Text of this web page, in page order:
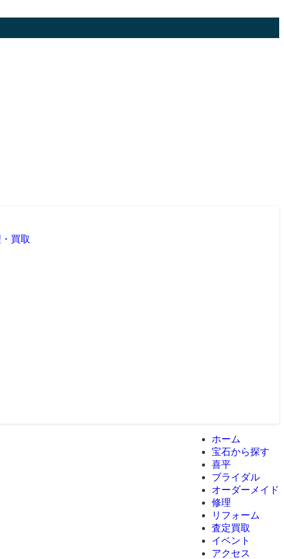
ホーム
宝石から探す
喜平
ブライダル
オーダーメイド
修理
リフォーム
査定買取
イベント
アクセス